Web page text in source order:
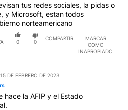
tus redes sociales, la pidas o
y Microsoft, estan todos
norteamericano
0 0
COMPARTIR
MARCAR
COMO
INAPROPIADO
15 DE FEBRERO DE 2023
hace la AFIP y el Estado